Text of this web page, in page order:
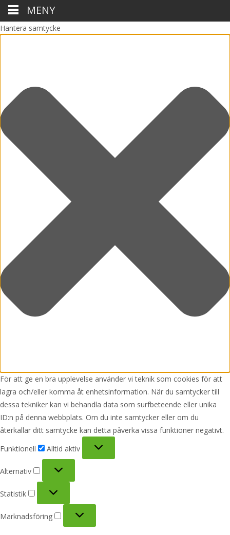
Hantera samtycke
För att ge en bra upplevelse använder vi teknik som cookies för att
lagra och/eller komma åt enhetsinformation. När du samtycker till
dessa tekniker kan vi behandla data som surfbeteende eller unika
ID:n på denna webbplats. Om du inte samtycker eller om du
återkallar ditt samtycke kan detta påverka vissa funktioner negativt.
Funktionell
Alltid aktiv
Alternativ
Statistik
Marknadsföring
MENY